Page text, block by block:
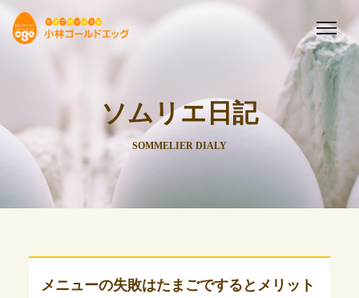
ソムリエ日記
SOMMELIER DIALY
メニューの失敗はたまごでするとメリット